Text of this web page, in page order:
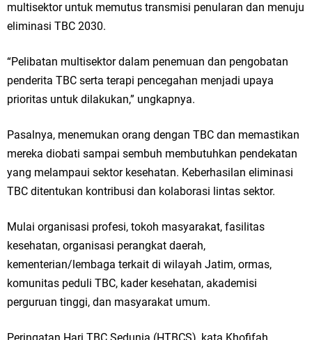
multisektor untuk memutus transmisi penularan dan menuju
eliminasi TBC 2030.
“Pelibatan multisektor dalam penemuan dan pengobatan
penderita TBC serta terapi pencegahan menjadi upaya
prioritas untuk dilakukan,” ungkapnya.
Pasalnya, menemukan orang dengan TBC dan memastikan
mereka diobati sampai sembuh membutuhkan pendekatan
yang melampaui sektor kesehatan. Keberhasilan eliminasi
TBC ditentukan kontribusi dan kolaborasi lintas sektor.
Mulai organisasi profesi, tokoh masyarakat, fasilitas
kesehatan, organisasi perangkat daerah,
kementerian/lembaga terkait di wilayah Jatim, ormas,
komunitas peduli TBC, kader kesehatan, akademisi
perguruan tinggi, dan masyarakat umum.